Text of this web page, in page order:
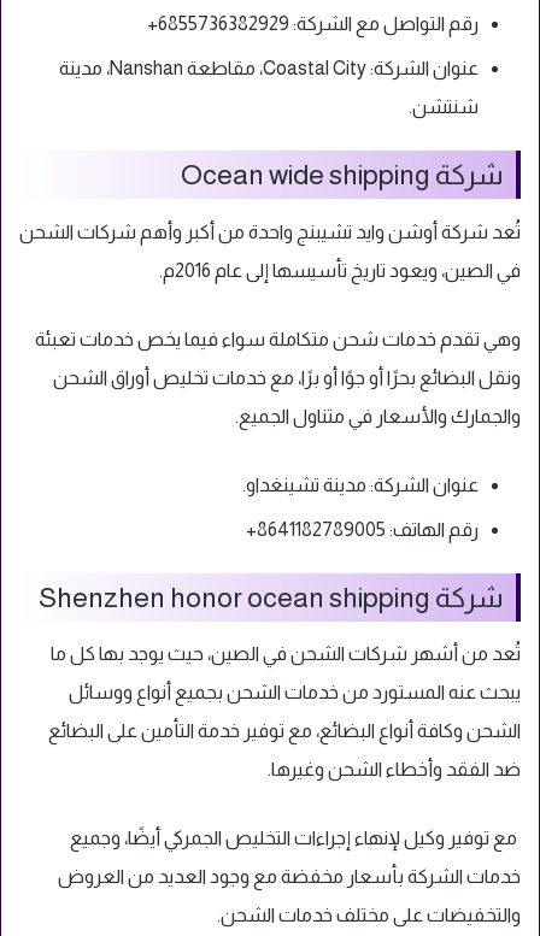
رقم التواصل مع الشركة: 6855736382929+
عنوان الشركة: Coastal City، مقاطعة Nanshan، مدينة
شنتشن.
شركة Ocean wide shipping
تُعد شركة أوشن وايد تشيبنج واحدة من أكبر وأهم شركات الشحن
في الصين، ويعود تاريخ تأسيسها إلى عام 2016م.
وهي تقدم خدمات شحن متكاملة سواء فيما يخص خدمات تعبئة
ونقل البضائع بحرًا أو جوًا أو برًا، مع خدمات تخليص أوراق الشحن
والجمارك والأسعار في متناول الجميع.
عنوان الشركة: مدينة تشينغداو.
رقم الهاتف: 8641182789005+
شركة Shenzhen honor ocean shipping
تُعد من أشهر شركات الشحن في الصين، حيث يوجد بها كل ما
يبحث عنه المستورد من خدمات الشحن بجميع أنواع ووسائل
الشحن وكافة أنواع البضائع، مع توفير خدمة التأمين على البضائع
ضد الفقد وأخطاء الشحن وغيرها.
مع توفير وكيل لإنهاء إجراءات التخليص الجمركي أيضًا، وجميع
خدمات الشركة بأسعار مخفضة مع وجود العديد من العروض
والتخفيضات على مختلف خدمات الشحن.